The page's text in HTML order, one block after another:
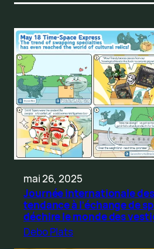
mai 26, 2025
Journée internationale des
tendance à l’échange de
déchire le monde des
Debo Plats